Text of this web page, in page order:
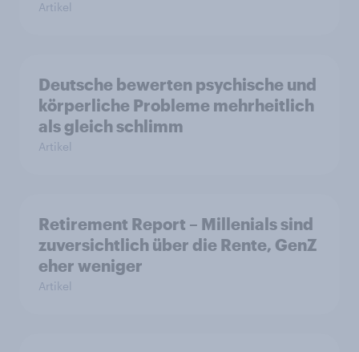
Artikel
Deutsche bewerten psychische und
körperliche Probleme mehrheitlich
als gleich schlimm
Artikel
Retirement Report – Millenials sind
zuversichtlich über die Rente, GenZ
eher weniger
Artikel